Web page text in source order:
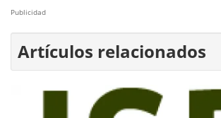
Publicidad
Artículos relacionados